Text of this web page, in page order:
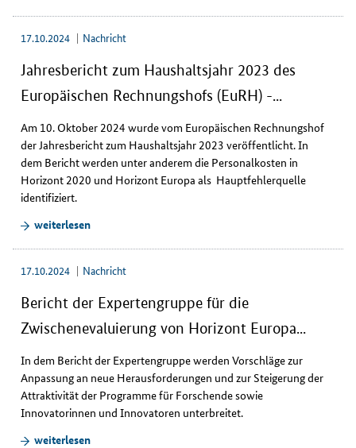
17.10.2024 Nachricht
Jahresbericht zum Haushaltsjahr 2023 des
Europäischen Rechnungshofs (EuRH) -...
Am 10. Oktober 2024 wurde vom Europäischen Rechnungshof
der Jahresbericht zum Haushaltsjahr 2023 veröffentlicht. In
dem Bericht werden unter anderem die Personalkosten in
Horizont 2020 und Horizont Europa als Hauptfehlerquelle
identifiziert.
weiterlesen
17.10.2024 Nachricht
Bericht der Expertengruppe für die
Zwischenevaluierung von Horizont Europa...
In dem Bericht der Expertengruppe werden Vorschläge zur
Anpassung an neue Herausforderungen und zur Steigerung der
Attraktivität der Programme für Forschende sowie
Innovatorinnen und Innovatoren unterbreitet.
weiterlesen